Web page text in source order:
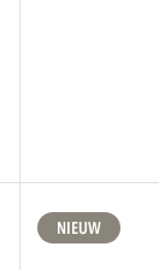
NIEUW